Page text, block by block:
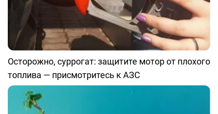
Осторожно, суррогат: защитите мотор от плохого
топлива — присмотритесь к АЗС